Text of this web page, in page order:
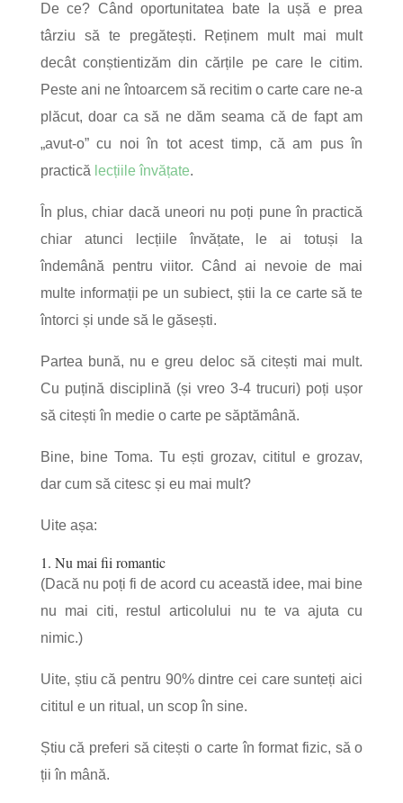
De ce? Când oportunitatea bate la ușă e prea
târziu să te pregătești. Reținem mult mai mult
decât conștientizăm din cărțile pe care le citim.
Peste ani ne întoarcem să recitim o carte care ne-a
plăcut, doar ca să ne dăm seama că de fapt am
„avut-o” cu noi în tot acest timp, că am pus în
practică lecțiile învățate.
În plus, chiar dacă uneori nu poți pune în practică
chiar atunci lecțiile învățate, le ai totuși la
îndemână pentru viitor. Când ai nevoie de mai
multe informații pe un subiect, știi la ce carte să te
întorci și unde să le găsești.
Partea bună, nu e greu deloc să citești mai mult.
Cu puțină disciplină (și vreo 3-4 trucuri) poți ușor
să citești în medie o carte pe săptămână.
Bine, bine Toma. Tu ești grozav, cititul e grozav,
dar cum să citesc și eu mai mult?
Uite așa:
1. Nu mai fii romantic
(Dacă nu poți fi de acord cu această idee, mai bine
nu mai citi, restul articolului nu te va ajuta cu
nimic.)
Uite, știu că pentru 90% dintre cei care sunteți aici
cititul e un ritual, un scop în sine.
Știu că preferi să citești o carte în format fizic, să o
ții în mână.